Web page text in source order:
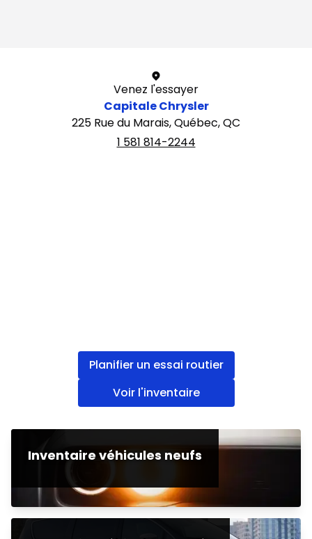
Venez l'essayer
Capitale Chrysler
225 Rue du Marais, Québec, QC
1 581 814-2244
Planifier un essai routier
Voir l'inventaire
Inventaire véhicules neufs